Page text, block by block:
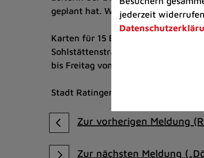
geplant hat. Weitere
Karten für 15 Euro gibt es im
Sohlstättenstraße 33c zu den
bis Freitag von 9 bis 12 Uhr und
Stadt Ratingen
Zur vorherigen Meldung
Zur nächsten Meldung
jederzeit